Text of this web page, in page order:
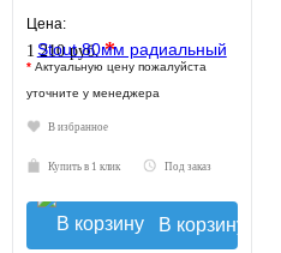
Цена:
1 210 руб.*
* Актуальную цену пожалуйста
уточните у менеджера
В избранное
Купить в 1 клик Под заказ
В корзину